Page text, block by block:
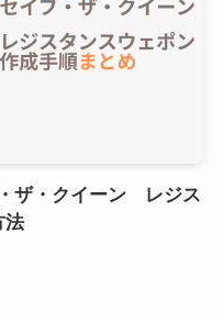
ザ・クイーン レジス
法